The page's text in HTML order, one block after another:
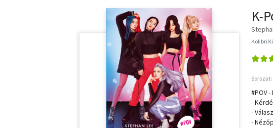
K-
Kolibri
Sorozat:
#POV
-
-
-